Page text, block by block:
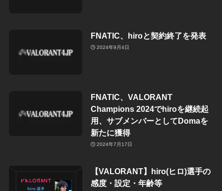
FNATIC、hiroと契約終了を発表
2024年9月4日
FNATIC、VALORANT
Champions 2024でhiroを継続起
用、サブメンバーとしてDomaを
新たに獲得
2024年7月17日
【VALORANT】hiro(ヒロ)選手の
感度・設定・年齢等